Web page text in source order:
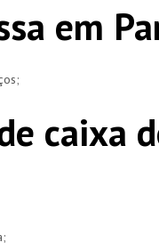
em
caixa